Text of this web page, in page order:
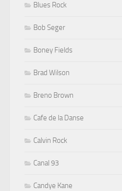
Blues Rock
Bob Seger
Boney Fields
Brad Wilson
Breno Brown
Cafe de la Danse
Calvin Rock
Canal 93
Candye Kane